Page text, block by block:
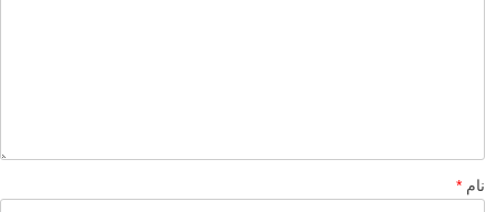
نام *